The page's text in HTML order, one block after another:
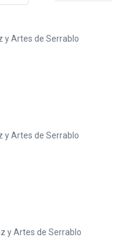
y Artes de Serrablo
y Artes de Serrablo
y Artes de Serrablo